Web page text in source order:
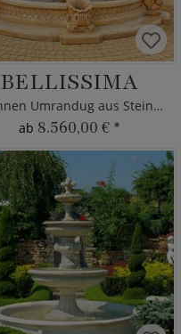
BELLISSIMA
Brunnen Umrandug aus Steinguss
ab 8.560,00 € *